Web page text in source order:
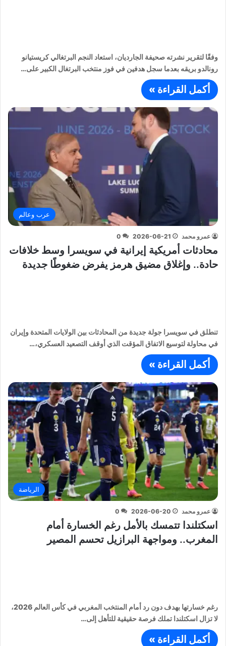
وفقًا لتقرير نشرته صحيفة الجارديان، استعاد النجم البرتغالي كريستيانو
رونالدو بريقه بعدما سجل هدفين في فوز منتخب البرتغال الكبير على…
أكمل القراءة »
عرب وعالم
عمرو محمد 2026-06-21
0
محادثات أمريكية إيرانية في سويسرا وسط خلافات
حادة.. وإغلاق مضيق هرمز يفرض ضغوطًا جديدة
تنطلق في سويسرا جولة جديدة من المحادثات بين الولايات المتحدة وإيران
في محاولة لتوسيع الاتفاق المؤقت الذي أوقف التصعيد العسكري،…
أكمل القراءة »
الرياضة
عمرو محمد 2026-06-20
0
اسكتلندا تتمسك بالأمل رغم الخسارة أمام
المغرب.. ومواجهة البرازيل تحسم المصير
رغم خسارتها بهدف دون رد أمام المنتخب المغربي في كأس العالم 2026،
لا تزال اسكتلندا تملك فرصة حقيقية للتأهل إلى…
أكمل القراءة »